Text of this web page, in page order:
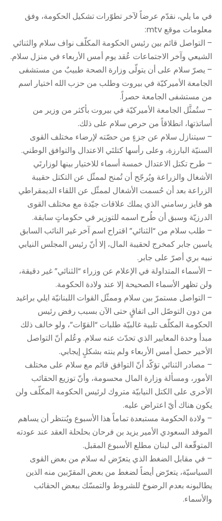
في ما يلي، نقدّم عرضاً لآخر تطوّرات تشكيل الحكومة، وفق
معلومات موقع mtv:
– التواصل قائم بين رئيس الحكومة المكلّف نواف سلام والثنائي
الشيعي وآخر الاجتماعات عُقد يوم أمس الأربعاء في منزل سلام.
– يصرّ سلام على أن يتولّى وزارة الصحة طبيبٌ من مستشفى
الجامعة الأميركيّة في بيروت وطلب من حزب الله اختيار اسم
من مستشفى الجامعة حصراً.
– ستُمثَّل الجامعة الأميركيّة في بيروت بأكثر من وزير من
أساتذتها، انطلاقاً من حرص سلام على ذلك.
– سيتنازل سلام عن جزءٍ من حصّته لإرضاء مختلف القوى
السنيّة البارزة، وعلى رأسها كتلتَي الاعتدال والتوافق الوطني.
– طرح تكتل الاعتدال خمسة أسماء للاختيار بينها لوزارتَي
الأشغال والزراعة ويُرجّح أن تُمنح لممثّل عن التكتل حقيبة
الزراعة بعد أن حُسمت الأشغال لممثّل عن اللقاء الديمقراطي
هو فايز رسامني الذي يملك علاقات جيّدة مع مختلف القوى
الدرزيّة وسبق أن طُرح اسمه للتوزير في حكوماتٍ سابقة.
– طلب سلام من “الثنائي” اقتراح اسم آخر غير النائب السابق
ياسين جابر كمخرج لحقيبة المال، إلا أنّ رئيس المجلس النيابي
نبيه بري أصرّ على جابر.
– الأسماء المتداولة في الإعلام عن وزراء “الثنائي” غير دقيقة،
ولن تظهر الأسماء الصحيحة إلا عند ولادة الحكومة.
– التواصل مستمرّ بين سلام وممثّل القوات اللبنانيّة ايلي براغيد
من دون التوصّل الى اتفاقٍ حتى الآن بسبب رفض رئيس
الحكومة المكلّف تلبية غالبيّة طلبات “القوّات”، ولو خالف ذلك
مبدأ وحدة المعايير الذي تحدّث عنه سلام. وعُلم أنّ التواصل
الأخير حصل أمس الأربعاء ولم ينته بشكلٍ إيجابي.
– مصادر الثنائي تؤكّد أنّ التوافق قائم مع سلام على مختلف
الأمور، ومسألة وزارة المال محسومة، وأنّ توزيع الحقائب
الأخرى على الكتل النيابيّة متروك لرئيس الحكومة المكلّف ولن
يكون هناك أيّ اعتراض عليه.
– ولادة الحكومة مستبعدة تماماً هذا الأسبوع ويُنتظر أن يساهم
الموفد السعودي الأمير يزيد بن فرحان بحلحلة العقد عند عودته
المتوقّعة الى لبنان مطلع الأسبوع المقبل.
– في مقابل الضغط الذي يتعرّض له سلام من بعض القوى
السياسيّة، يتعرّض أيضاً لضغط من بعض المقرّبين منه الذين
يطالبونه بعدم الرضوخ للشروط والتمسّك ببعض الحقائب
والأسماء.